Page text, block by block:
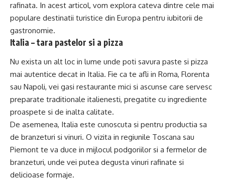
rafinata. In acest articol, vom explora cateva dintre cele mai
populare destinatii turistice din Europa pentru iubitorii de
gastronomie.
Italia – tara pastelor si a pizza
Nu exista un alt loc in lume unde poti savura paste si pizza
mai autentice decat in Italia. Fie ca te afli in Roma, Florenta
sau Napoli, vei gasi restaurante mici si ascunse care servesc
preparate traditionale italienesti, pregatite cu ingrediente
proaspete si de inalta calitate.
De asemenea, Italia este cunoscuta si pentru productia sa
de branzeturi si vinuri. O vizita in regiunile Toscana sau
Piemont te va duce in mijlocul podgoriilor si a fermelor de
branzeturi, unde vei putea degusta vinuri rafinate si
delicioase formaje.